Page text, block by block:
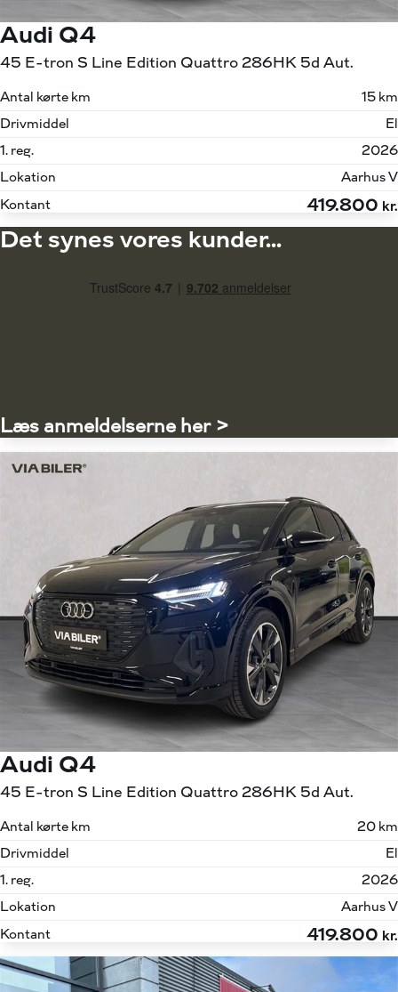
Audi Q4
45 E-tron S Line Edition Quattro 286HK 5d Aut.
Antal kørte km
15 km
Drivmiddel
El
1. reg.
2026
Lokation
Aarhus V
Kontant
419.800 kr.
Det synes vores kunder...
Læs anmeldelserne her >
Audi Q4
45 E-tron S Line Edition Quattro 286HK 5d Aut.
Antal kørte km
20 km
Drivmiddel
El
1. reg.
2026
Lokation
Aarhus V
Kontant
419.800 kr.